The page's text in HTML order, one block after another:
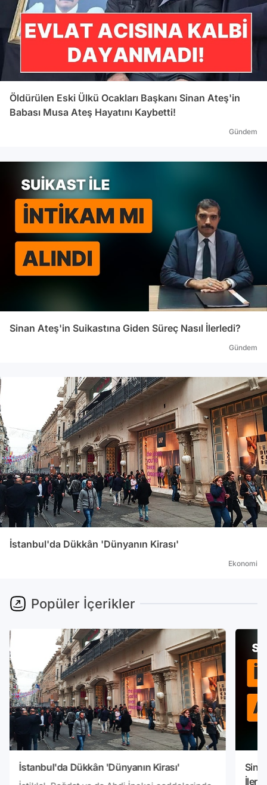
Öldürülen Eski Ülkü Ocakları Başkanı Sinan Ateş'in
Babası Musa Ateş Hayatını Kaybetti!
Gündem
Sinan Ateş'in Suikastına Giden Süreç Nasıl İlerledi?
Gündem
İstanbul'da Dükkân 'Dünyanın Kirası'
Ekonomi
Popüler İçerikler
İstanbul'da Dükkân 'Dünyanın Kirası'